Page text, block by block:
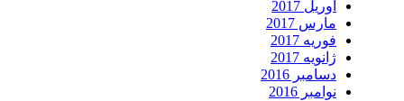
آوریل 2017
مارس 2017
فوریه 2017
ژانویه 2017
دسامبر 2016
نوامبر 2016